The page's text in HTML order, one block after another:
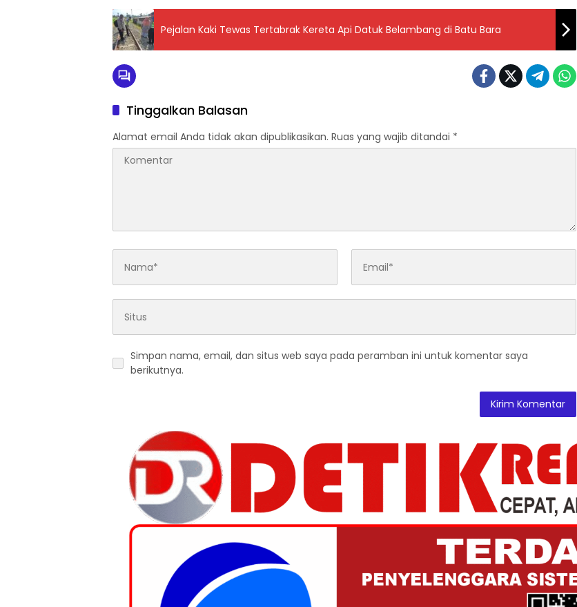
Pejalan Kaki Tewas Tertabrak Kereta Api Datuk Belambang di Batu Bara
Tinggalkan Balasan
Alamat email Anda tidak akan dipublikasikan. Ruas yang wajib ditandai *
Simpan nama, email, dan situs web saya pada peramban ini untuk komentar saya
berikutnya.